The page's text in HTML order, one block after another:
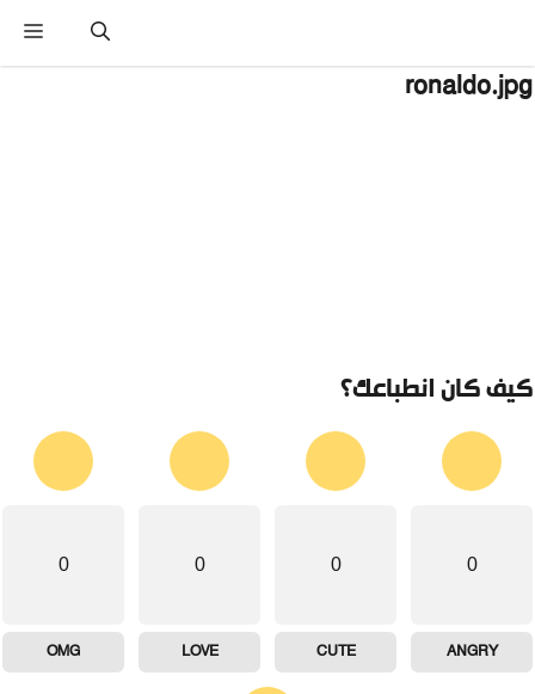
كان انطباعك؟
0
ANGRY
0
CUTE
0
LOVE
0
OMG